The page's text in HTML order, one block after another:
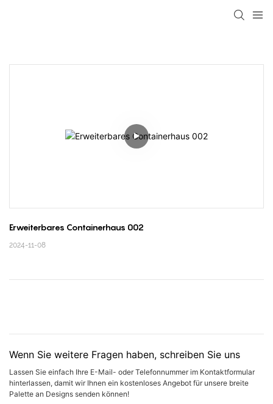
Erweiterbares Containerhaus 002
2024-11-08
Wenn Sie weitere Fragen haben, schreiben Sie uns
Lassen Sie einfach Ihre E-Mail- oder Telefonnummer im Kontaktformular
hinterlassen, damit wir Ihnen ein kostenloses Angebot für unsere breite
Palette an Designs senden können!